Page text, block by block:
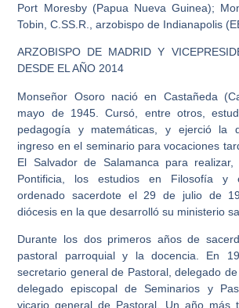
Port Moresby (Papua Nueva Guinea);
Tobin, C.SS.R., arzobispo de Indianapolis
ARZOBISPO DE MADRID Y
DESDE EL AÑO 2014
Monseñor Osoro nació en Castañeda
mayo de 1945. Cursó, entre otros,
pedagogía y matemáticas, y ejerció la
ingreso en el seminario para vocaciones
El Salvador de Salamanca para
Pontificia, los estudios en Filosofía y
ordenado sacerdote el 29 de julio de
diócesis en la que desarrolló su ministerio
Durante los dos primeros años de
pastoral parroquial y la docencia. En
secretario general de Pastoral, delegado de
delegado episcopal de Seminarios y
vicario general de Pastoral. Un año más